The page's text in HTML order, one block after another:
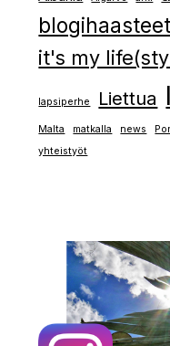
blogihaasteet
it's my
lapsiperhe Liettua
Malta matkalla news
yhteistyöt